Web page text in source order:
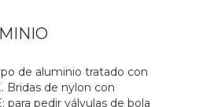
de aluminio tratado con
Bridas de nylon con
pedir válvulas de bola